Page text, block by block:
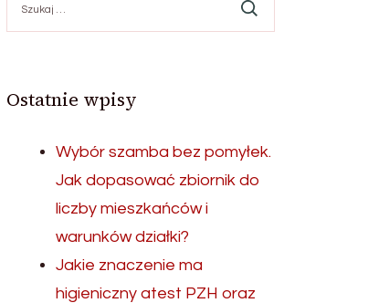
Ostatnie wpisy
Wybór szamba bez pomyłek.
Jak dopasować zbiornik do
liczby mieszkańców i
warunków działki?
Jakie znaczenie ma
higieniczny atest PZH oraz